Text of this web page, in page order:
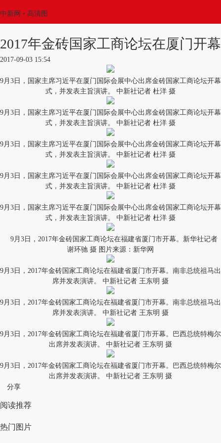
中新网 • 高清图
2017年金砖国家工商论坛在厦门开幕
2017-09-03 15:54
9月3日，国家主席习近平在厦门国际会展中心出席金砖国家工商论坛开幕
式，并发表主旨演讲。 中新社记者 杜洋 摄
9月3日，国家主席习近平在厦门国际会展中心出席金砖国家工商论坛开幕
式，并发表主旨演讲。 中新社记者 杜洋 摄
9月3日，国家主席习近平在厦门国际会展中心出席金砖国家工商论坛开幕
式，并发表主旨演讲。 中新社记者 杜洋 摄
9月3日，国家主席习近平在厦门国际会展中心出席金砖国家工商论坛开幕
式，并发表主旨演讲。 中新社记者 杜洋 摄
9月3日，国家主席习近平在厦门国际会展中心出席金砖国家工商论坛开幕
式，并发表主旨演讲。 中新社记者 杜洋 摄
9月3日，2017年金砖国家工商论坛在福建省厦门市开幕。新华社记者
谢环驰 摄 图片来源：新华网
9月3日，2017年金砖国家工商论坛在福建省厦门市开幕。南非总统祖马出
席并发表演讲。 中新社记者 王东明 摄
9月3日，2017年金砖国家工商论坛在福建省厦门市开幕。南非总统祖马出
席并发表演讲。 中新社记者 王东明 摄
9月3日，2017年金砖国家工商论坛在福建省厦门市开幕。巴西总统特梅尔
出席并发表演讲。 中新社记者 王东明 摄
9月3日，2017年金砖国家工商论坛在福建省厦门市开幕。巴西总统特梅尔
出席并发表演讲。 中新社记者 王东明 摄
分享
阅读推荐
热门图片